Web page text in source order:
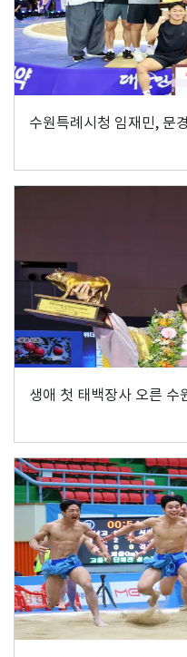
수원특례시청 임재민, 문
생애 첫 태백장사 오른 수